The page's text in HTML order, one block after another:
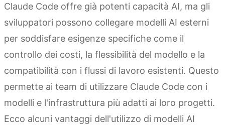
Claude Code offre già potenti capacità AI, ma gli
sviluppatori possono collegare modelli AI esterni
per soddisfare esigenze specifiche come il
controllo dei costi, la flessibilità del modello e la
compatibilità con i flussi di lavoro esistenti. Questo
permette ai team di utilizzare Claude Code con i
modelli e l'infrastruttura più adatti ai loro progetti.
Ecco alcuni vantaggi dell'utilizzo di modelli AI